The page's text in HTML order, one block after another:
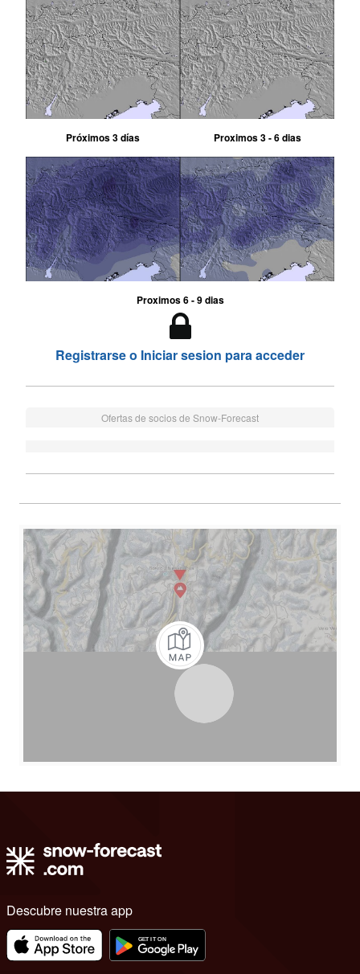
Próximos 3 días Proximos 3 - 6 dias
Proximos 6 - 9 dias
Registrarse o Iniciar sesion para acceder
Ofertas de socios de Snow-Forecast
Descubre nuestra app